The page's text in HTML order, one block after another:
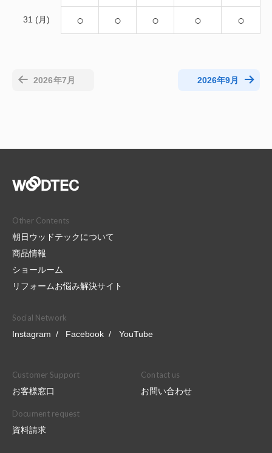
31 (月) ○ ○ ○ ○ ○
2026年7月 2026年9月
Other Contents
朝日ウッドテックについて
商品情報
ショールーム
リフォームお悩み解決サイト
Social Network
Instagram
Facebook YouTube
Customer Support
お客様窓口
Contact us
お問い合わせ
Document request
資料請求